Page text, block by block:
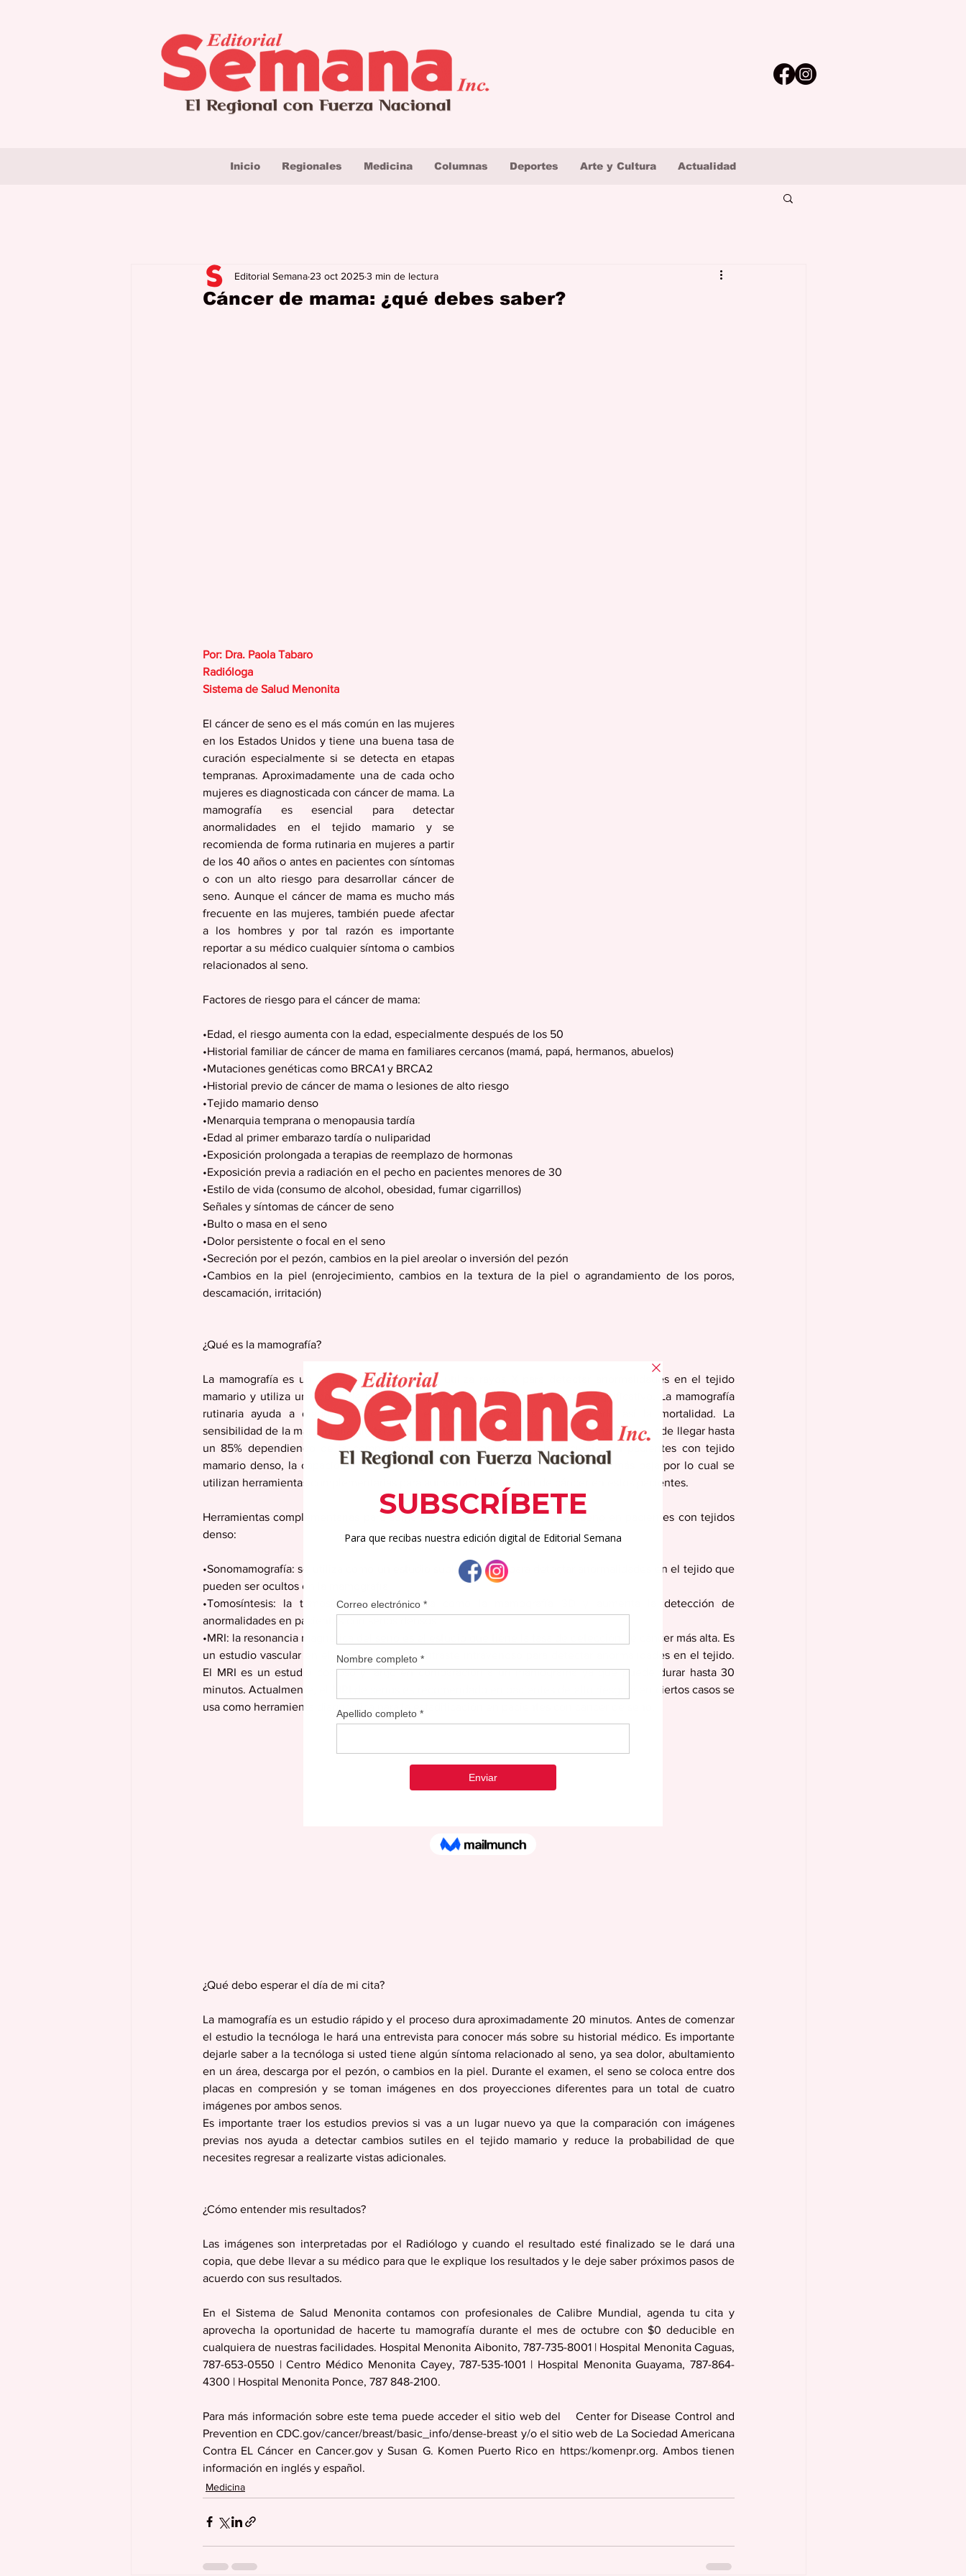
Inicio Regionales Medicina Columnas Deportes Arte y Cultura Actualidad
Cáncer de mama: ¿qué debes saber?
Editorial Semana 23 oct 20253 min de lectura
Por: Dra. Paola Tabaro
Radióloga
Sistema de Salud Menonita
El cáncer de seno es el más común en las mujeres
en los Estados Unidos y tiene una buena tasa de
curación especialmente si se detecta en etapas
tempranas. Aproximadamente una de cada ocho
mujeres es diagnosticada con cáncer de mama. La
mamografía es esencial para detectar
anormalidades en el tejido mamario y se
recomienda de forma rutinaria en mujeres a partir
de los 40 años o antes en pacientes con síntomas
o con un alto riesgo para desarrollar cáncer de
seno. Aunque el cáncer de mama es mucho más
frecuente en las mujeres, también puede afectar
a los hombres y por tal razón es importante
reportar a su médico cualquier síntoma o cambios
relacionados al seno.
Factores de riesgo para el cáncer de mama:
•Edad, el riesgo aumenta con la edad, especialmente después de los 50
•Historial familiar de cáncer de mama en familiares cercanos (mamá, papá, hermanos, abuelos)
•Mutaciones genéticas como BRCA1 y BRCA2
•Historial previo de cáncer de mama o lesiones de alto riesgo
•Tejido mamario denso
•Menarquia temprana o menopausia tardía
•Edad al primer embarazo tardía o nuliparidad
•Exposición prolongada a terapias de reemplazo de hormonas
•Exposición previa a radiación en el pecho en pacientes menores de 30
•Estilo de vida (consumo de alcohol, obesidad, fumar cigarrillos)
Señales y síntomas de cáncer de seno
•Bulto o masa en el seno
•Dolor persistente o focal en el seno
•Secreción por el pezón, cambios en la piel areolar o inversión del pezón
•Cambios en la piel (enrojecimiento, cambios en la textura de la piel o agrandamiento de los poros,
descamación, irritación)
¿Qué es la mamografía?
La mamografía es un estudio radiológico que utiliza rayos X para detectar anormalidades en el tejido
mamario y utiliza una dosis de radiación baja que no representa un riesgo significativo. La mamografía
rutinaria ayuda a diagnosticar canceres en etapas tempranas disminuyendo así la mortalidad. La
sensibilidad de la mamografía digital para detectar anormalidades en el tejido mamario puede llegar hasta
un 85% dependiendo de la composición del tejido mamario de la paciente. En pacientes con tejido
mamario denso, la capacidad de la mamografía para detectar anormalidades es más baja por lo cual se
utilizan herramientas complementarias para aumentar la detección de cáncer en estos pacientes.
Herramientas complementarias para aumentar la detección del cáncer de seno en pacientes con tejidos
denso:
•Sonomamografía: se utiliza como un estudio suplementario para detectar anormalidades en el tejido que
pueden ser ocultos en la mamografía
•Tomosíntesis: la tomosíntesis es conocida como la mamografía 3D y aumenta la detección de
anormalidades en pacientes con senos densos
•MRI: la resonancia magnética del seno es el estudio que tiene la tasa de detección de cáncer más alta. Es
un estudio vascular en el cual se inyecta contraste intravenoso para detectar anormalidades en el tejido.
El MRI es un estudio costoso y largo en comparación a un mamograma ya que puede durar hasta 30
minutos. Actualmente, el MRI de senos es recomendado en pacientes de alto riesgo o en ciertos casos se
usa como herramienta diagnóstica para la estadificación en pacientes con cáncer de seno.
¿Qué debo esperar el día de mi cita?
La mamografía es un estudio rápido y el proceso dura aproximadamente 20 minutos. Antes de comenzar
el estudio la tecnóloga le hará una entrevista para conocer más sobre su historial médico. Es importante
dejarle saber a la tecnóloga si usted tiene algún síntoma relacionado al seno, ya sea dolor, abultamiento
en un área, descarga por el pezón, o cambios en la piel. Durante el examen, el seno se coloca entre dos
placas en compresión y se toman imágenes en dos proyecciones diferentes para un total de cuatro
imágenes por ambos senos.
Es importante traer los estudios previos si vas a un lugar nuevo ya que la comparación con imágenes
previas nos ayuda a detectar cambios sutiles en el tejido mamario y reduce la probabilidad de que
necesites regresar a realizarte vistas adicionales.
¿Cómo entender mis resultados?
Las imágenes son interpretadas por el Radiólogo y cuando el resultado esté finalizado se le dará una
copia, que debe llevar a su médico para que le explique los resultados y le deje saber próximos pasos de
acuerdo con sus resultados.
En el Sistema de Salud Menonita contamos con profesionales de Calibre Mundial, agenda tu cita y
aprovecha la oportunidad de hacerte tu mamografía durante el mes de octubre con $0 deducible en
cualquiera de nuestras facilidades. Hospital Menonita Aibonito, 787-735-8001 | Hospital Menonita Caguas,
787-653-0550 | Centro Médico Menonita Cayey, 787-535-1001 | Hospital Menonita Guayama, 787-864-
4300 | Hospital Menonita Ponce, 787 848-2100.
Para más información sobre este tema puede acceder el sitio web del    Center for Disease Control and
Prevention en CDC.gov/cancer/breast/basic_info/dense-breast y/o el sitio web de La Sociedad Americana
Contra EL Cáncer en Cancer.gov y Susan G. Komen Puerto Rico en https:/komenpr.org. Ambos tienen
información en inglés y español.
Medicina